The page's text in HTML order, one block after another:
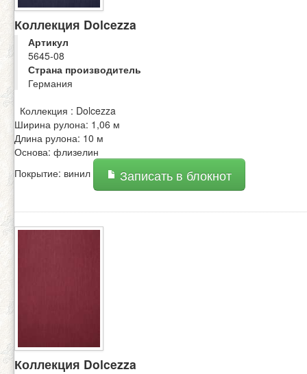
Коллекция Dolcezza
Артикул
5645-08
Страна производитель
Германия
Коллекция : Dolcezza
Ширина рулона: 1,06 м
Длина рулона: 10 м
Основа: флизелин
Покрытие: винил
Записать в блокнот
Коллекция Dolcezza